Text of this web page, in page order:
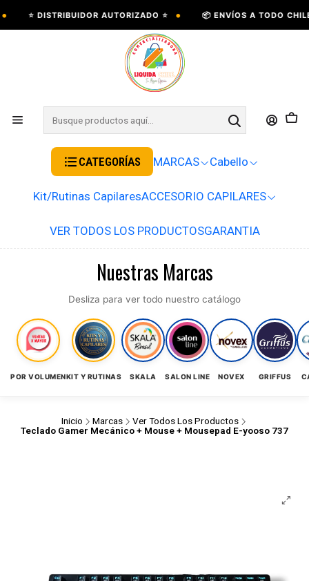
⭐ DISTRIBUIDOR AUTORIZADO ⭐ • 📦 ENVÍOS A TODO CHILE 📦
CATEGORÍAS MARCAS Cabello
Kit/Rutinas CapilaresACCESORIO CAPILARES
VER TODOS LOS PRODUCTOSGARANTIA
Nuestras Marcas
Desliza para ver todo nuestro catálogo
POR VOLUMENKIT Y RUTINAS SKALA SALON LINE NOVEX GRIFFUS
Inicio Marcas
Ver Todos Los Productos
Teclado Gamer Mecánico + Mouse + Mousepad E-yooso 737